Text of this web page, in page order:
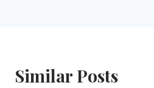
Similar Posts